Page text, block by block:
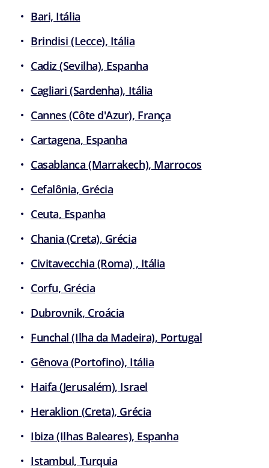
Bari, Itália
Brindisi (Lecce), Itália
Cadiz (Sevilha), Espanha
Cagliari (Sardenha), Itália
Cannes (Côte d'Azur), França
Cartagena, Espanha
Casablanca (Marrakech), Marrocos
Cefalônia, Grécia
Ceuta, Espanha
Chania (Creta), Grécia
Civitavecchia (Roma) , Itália
Corfu, Grécia
Dubrovnik, Croácia
Funchal (Ilha da Madeira), Portugal
Gênova (Portofino), Itália
Haifa (Jerusalém), Israel
Heraklion (Creta), Grécia
Ibiza (Ilhas Baleares), Espanha
Istambul, Turquia